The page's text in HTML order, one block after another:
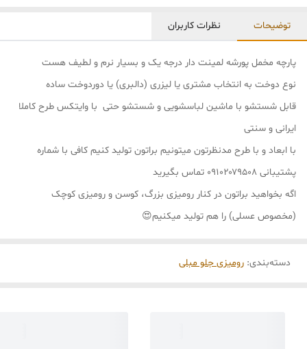
توضیحات نظرات کاربران
پارچه مخمل پورشه لمینت دار درجه یک و بسیار نرم و لطیف هست
نوع دوخت به انتخاب مشتری یا لیزری (دالبری) یا دوردوخت ساده
قابل شستشو با ماشین لباسشویی و شستشو حتی با وایتکس طرح کاملا
ایرانی و سنتی
با ابعاد و با طرح مدنظرتون میتونیم براتون تولید کنیم کافی با شماره
پشتیبانی ۰۹۱۰۲۰۷۹۵۰۸ تماس بگیرید
اگه بخواهید براتون در کنار رومیزی بزرگ، کوسن و رومیزی کوچک
(مخصوص عسلی) را هم تولید میکنیم😍
دسته‌بندی: رومیزی جلو مبلی